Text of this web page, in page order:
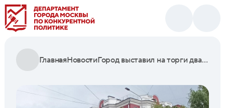
ГлавнаяНовости Город выставил на торги два помещения для бизнеса в Можайском районе